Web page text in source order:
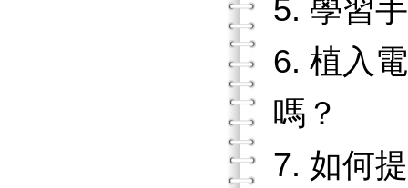
5. 學習
6. 植入
嗎？
7. 如何